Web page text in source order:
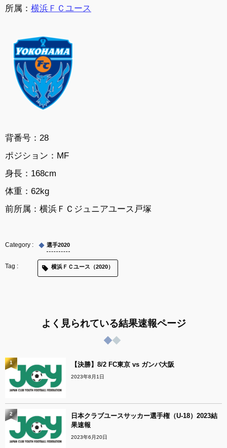
所属： 横浜ＦＣユース
背番号：28
ポジション： MF
身長： 168cm
体重： 62kg
前所属： 横浜ＦＣジュニアユース戸塚
選手2020
横浜ＦＣユース（2020）
よく見られている結果速報ページ
【決勝】8/2 FC東京 vs ガンバ大阪
2023年8月1日
1
日本クラブユースサッカー選手権（U-18）2023結
果速報
2023年6月20日
2